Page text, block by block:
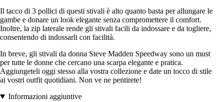
Il tacco di 3 pollici di questi stivali è alto quanto basta per allungare le
gambe e donare un look elegante senza compromettere il comfort.
Inoltre, la zip laterale rende gli stivali facili da indossare e da togliere,
consentendo di indossarli con facilità.
In breve, gli stivali da donna Steve Madden Speedway sono un must
per tutte le donne che cercano una scarpa elegante e pratica.
Aggiungeteli oggi stesso alla vostra collezione e date un tocco di stile
ai vostri outfit quotidiani. Non ve ne pentirete!
Informazioni aggiuntive